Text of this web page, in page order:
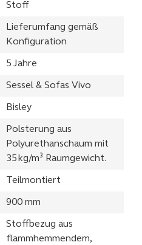
Stoff
Lieferumfang gemäß
Konfiguration
5 Jahre
Sessel & Sofas Vivo
Bisley
Polsterung aus
Polyurethanschaum mit
35 kg/m³ Raumgewicht.
Teilmontiert
900 mm
Stoffbezug aus
flammhemmendem,